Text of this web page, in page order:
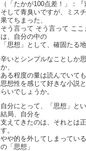
（「たかが100点差！」：
そして青臭いですが、ミス
果てちまった、
そう言って そう言って こ
は、自分の中の
「思想」として、確固たる
辛いとシンプルなことしか
か、
ある程度の量は読んでいて
思想性を感じて好きな小説
らいでしょうか。
自分にとって、「思想」と
結局、自分を
支えてきたのは、それとは
す。
やや的を外してしまってい
の「思想」